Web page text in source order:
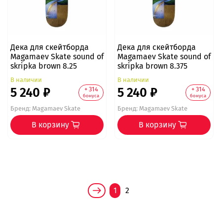
Дека для скейтборда
Magamaev Skate sound of
skripka brown 8.25
В наличии
5 240 ₽ + 314
бонуса
Бренд:Magamaev Skate
В корзину
Дека для скейтборда
Magamaev Skate sound of
skripka brown 8.375
В наличии
5 240 ₽ + 314
бонуса
Бренд:Magamaev Skate
В корзину
1 2